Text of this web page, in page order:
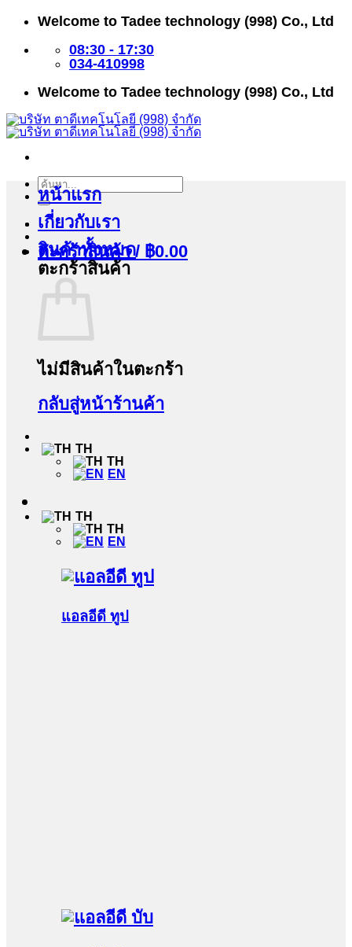
ข้าม
เนื้อหา
Welcome to Tadee technology (998) Co., Ltd
08:30 - 17:30
034-410998
Welcome to Tadee technology (998) Co., Ltd
ค้นหา:
ตะกร้าสินค้า / ฿0.00
ตะกร้าสินค้า
ไม่มีสินค้าในตะกร้า
กลับสู่หน้าร้านค้า
TH
TH
EN
TH
TH
EN
หน้าแรก
เกี่ยวกับเรา
สินค้าทั้งหมด
แอลอีดี ทูป